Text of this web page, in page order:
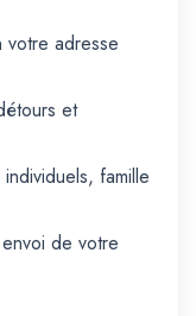
adresse
et
famille
de votre